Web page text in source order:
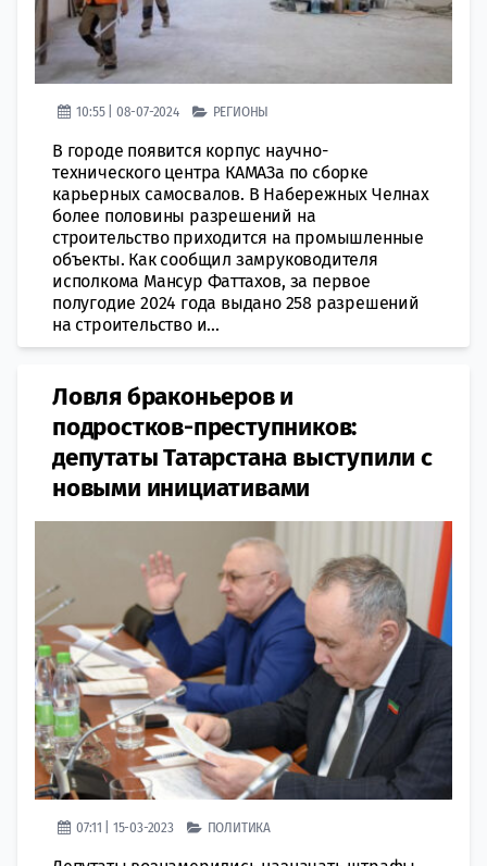
10:55 | 08-07-2024 РЕГИОНЫ
В городе появится корпус научно-
технического центра КАМАЗа по сборке
карьерных самосвалов. В Набережных Челнах
более половины разрешений на
строительство приходится на промышленные
объекты. Как сообщил замруководителя
исполкома Мансур Фаттахов, за первое
полугодие 2024 года выдано 258 разрешений
на строительство и...
Ловля браконьеров и
подростков-преступников:
депутаты Татарстана выступили с
новыми инициативами
07:11 | 15-03-2023 ПОЛИТИКА